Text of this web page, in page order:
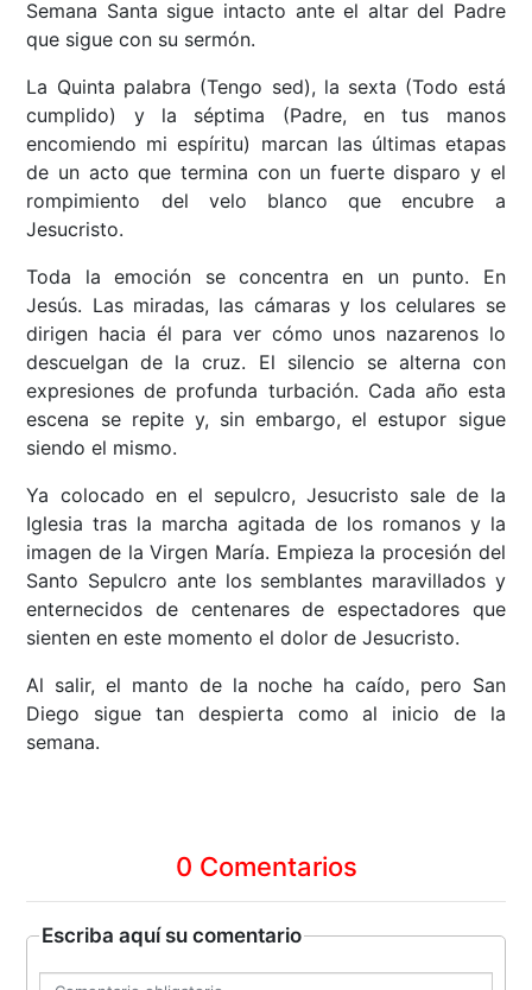
Semana Santa sigue intacto ante el altar del Padre
que sigue con su sermón.
La Quinta palabra (Tengo sed), la sexta (Todo está
cumplido) y la séptima (Padre, en tus manos
encomiendo mi espíritu) marcan las últimas etapas
de un acto que termina con un fuerte disparo y el
rompimiento del velo blanco que encubre a
Jesucristo.
Toda la emoción se concentra en un punto. En
Jesús. Las miradas, las cámaras y los celulares se
dirigen hacia él para ver cómo unos nazarenos lo
descuelgan de la cruz. El silencio se alterna con
expresiones de profunda turbación. Cada año esta
escena se repite y, sin embargo, el estupor sigue
siendo el mismo.
Ya colocado en el sepulcro, Jesucristo sale de la
Iglesia tras la marcha agitada de los romanos y la
imagen de la Virgen María. Empieza la procesión del
Santo Sepulcro ante los semblantes maravillados y
enternecidos de centenares de espectadores que
sienten en este momento el dolor de Jesucristo.
Al salir, el manto de la noche ha caído, pero San
Diego sigue tan despierta como al inicio de la
semana.
0 Comentarios
Escriba aquí su comentario